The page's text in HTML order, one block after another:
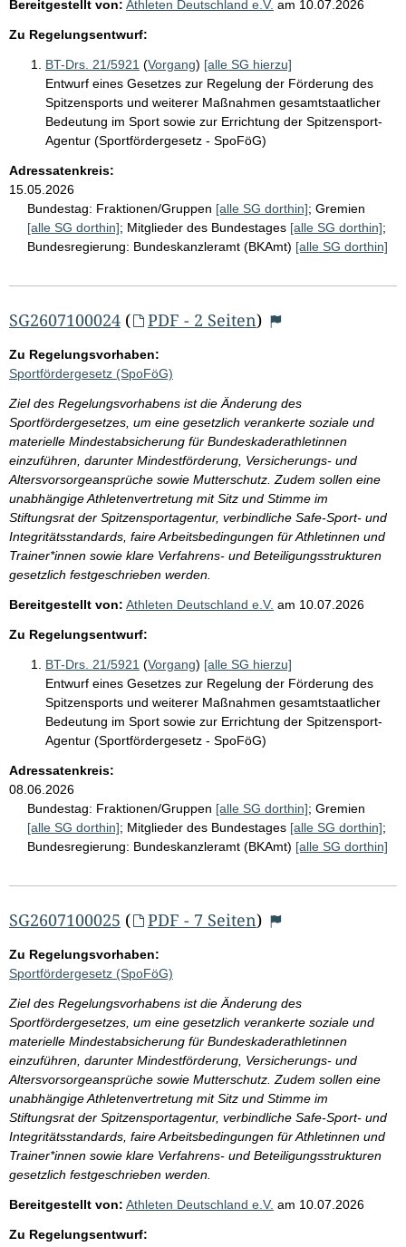
Bereitgestellt von: Athleten Deutschland e.V. am 10.07.2026
Zu Regelungsentwurf:
BT-Drs. 21/5921 (Vorgang) [alle SG hierzu]
Entwurf eines Gesetzes zur Regelung der Förderung des
Spitzensports und weiterer Maßnahmen gesamtstaatlicher
Bedeutung im Sport sowie zur Errichtung der Spitzensport-
Agentur (Sportfördergesetz - SpoFöG)
Adressatenkreis:
15.05.2026
Bundestag: Fraktionen/Gruppen [alle SG dorthin]; Gremien
[alle SG dorthin]; Mitglieder des Bundestages [alle SG dorthin];
Bundesregierung: Bundeskanzleramt (BKAmt) [alle SG dorthin]
SG2607100024 ( PDF - 2 Seiten)
Zu Regelungsvorhaben:
Sportfördergesetz (SpoFöG)
Ziel des Regelungsvorhabens ist die Änderung des
Sportfördergesetzes, um eine gesetzlich verankerte soziale und
materielle Mindestabsicherung für Bundeskaderathletinnen
einzuführen, darunter Mindestförderung, Versicherungs- und
Altersvorsorgeansprüche sowie Mutterschutz. Zudem sollen eine
unabhängige Athletenvertretung mit Sitz und Stimme im
Stiftungsrat der Spitzensportagentur, verbindliche Safe-Sport- und
Integritätsstandards, faire Arbeitsbedingungen für Athletinnen und
Trainer*innen sowie klare Verfahrens- und Beteiligungsstrukturen
gesetzlich festgeschrieben werden.
Bereitgestellt von: Athleten Deutschland e.V. am 10.07.2026
Zu Regelungsentwurf:
BT-Drs. 21/5921 (Vorgang) [alle SG hierzu]
Entwurf eines Gesetzes zur Regelung der Förderung des
Spitzensports und weiterer Maßnahmen gesamtstaatlicher
Bedeutung im Sport sowie zur Errichtung der Spitzensport-
Agentur (Sportfördergesetz - SpoFöG)
Adressatenkreis:
08.06.2026
Bundestag: Fraktionen/Gruppen [alle SG dorthin]; Gremien
[alle SG dorthin]; Mitglieder des Bundestages [alle SG dorthin];
Bundesregierung: Bundeskanzleramt (BKAmt) [alle SG dorthin]
SG2607100025 ( PDF - 7 Seiten)
Zu Regelungsvorhaben:
Sportfördergesetz (SpoFöG)
Ziel des Regelungsvorhabens ist die Änderung des
Sportfördergesetzes, um eine gesetzlich verankerte soziale und
materielle Mindestabsicherung für Bundeskaderathletinnen
einzuführen, darunter Mindestförderung, Versicherungs- und
Altersvorsorgeansprüche sowie Mutterschutz. Zudem sollen eine
unabhängige Athletenvertretung mit Sitz und Stimme im
Stiftungsrat der Spitzensportagentur, verbindliche Safe-Sport- und
Integritätsstandards, faire Arbeitsbedingungen für Athletinnen und
Trainer*innen sowie klare Verfahrens- und Beteiligungsstrukturen
gesetzlich festgeschrieben werden.
Bereitgestellt von: Athleten Deutschland e.V. am 10.07.2026
Zu Regelungsentwurf: